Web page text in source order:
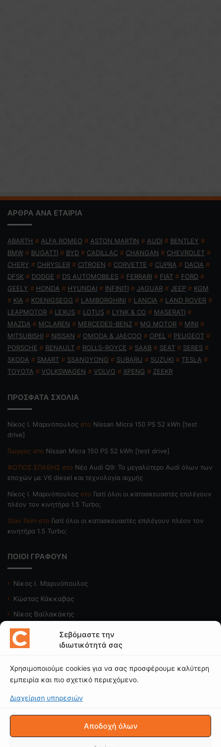
Σεβόμαστε την
ιδιωτικότητά σας
Χρησιμοποιούμε cookies για να σας προσφέρουμε καλύτερη
εμπειρία και πιο σχετικό περιεχόμενο.
Διαχείριση υπηρεσιών
Αποδοχή όλων
ΑΡΘΡΑ ΑΝΑ ΕΤΑΙΡΙΑ
ABARTH # ALFA ROMEO # ASTON MARTIN # AUDI # BENTLEY #
BMW # BUGATTI # BYD # CADILLAC # CHANGAN # CHEVROLET #
CHERY # CHRYSLER # CITROEN # CORVETTE # CUPRA # DACIA #
DFSK # DODGE # DS AUTOMOBILES # FERRARI # FIAT # FORD #
GEELY # HONDA # HYUNDAI # INFINITI # JAGUAR # JEEP # KGM
# KIA # KOENIGSEGG # LAMBORGHINI # LANCIA # LAND ROVER #
LEAPMOTOR # LEXUS # LOTUS # LYNK & CO # MASERATI #
MAZDA # MCLAREN # MERCEDES-BENZ # MG MOTOR # MINI #
MITSUBISHI # NISSAN # OMODA & JAECOO # OPEL # PEUGEOT #
PORSCHE # RENAULT # ROLLS-ROYCE # SAAB # SEAT # SERES #
SKODA # SMART # SSANGYONG # SUBARU # SUZUKI # TESLA #
TOYOTA # VOLKSWAGEN # VOLVO # XPENG # ZEEKR
ΠΡΟΣΦΑΤΑ ΣΧΟΛΙΑ
Nίκος Ι. Mαρινόπουλος στο Nissan Micra 150 PS 52 kWh [test
drive]
Γιώργος στο Nissan Micra 150 PS 52 kWh [test drive]
ΦΩΤΙΟΣ ΣΠΑΘΗΣ στο Νέο Audi Q9: Το μεγαλύτερο Audi όλων των
εποχών με V6 diesel και τεχνολογία αιχμής
Nίκος Ι. Mαρινόπουλος στο Γιατί όλοι οι κατασκευαστές επιλέγουν
πλέον τον κινητήρα 1.5 Turbo;
Stav Tsim στο Γιατί όλοι οι κατασκευαστές επιλέγουν πλέον τον
κινητήρα 1.5 Turbo;
ΠΟΙΟΙ ΓΡΑΦΟΥΝ
Νίκος Ι. Μαρινόπουλος
Κώστας Κάκκαβας
Νίκος Βαϊλακάκης
Μιχάλης Κατωπόδης
Κώστας Χαλκιαδάκης
Δείτε το κανάλι μας
ΟΡΟΙ ΧΡΗΣΗΣ|ΠΟΛΙΤΙΚΗ ΑΠΟΡΡΗΤΟΥ